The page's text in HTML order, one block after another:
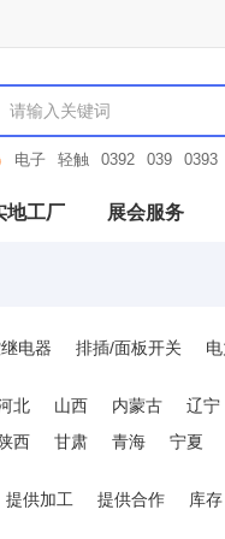
电子 轻触 0392 039 0393
地工厂 展会服务
电器 排插/面板开关
航空接头/防水接头 电线
光源灯具及配件 制冷暖
北 山西 内蒙古 辽宁
陕西 甘肃 青海 宁夏
提供加工 提供合作 库存